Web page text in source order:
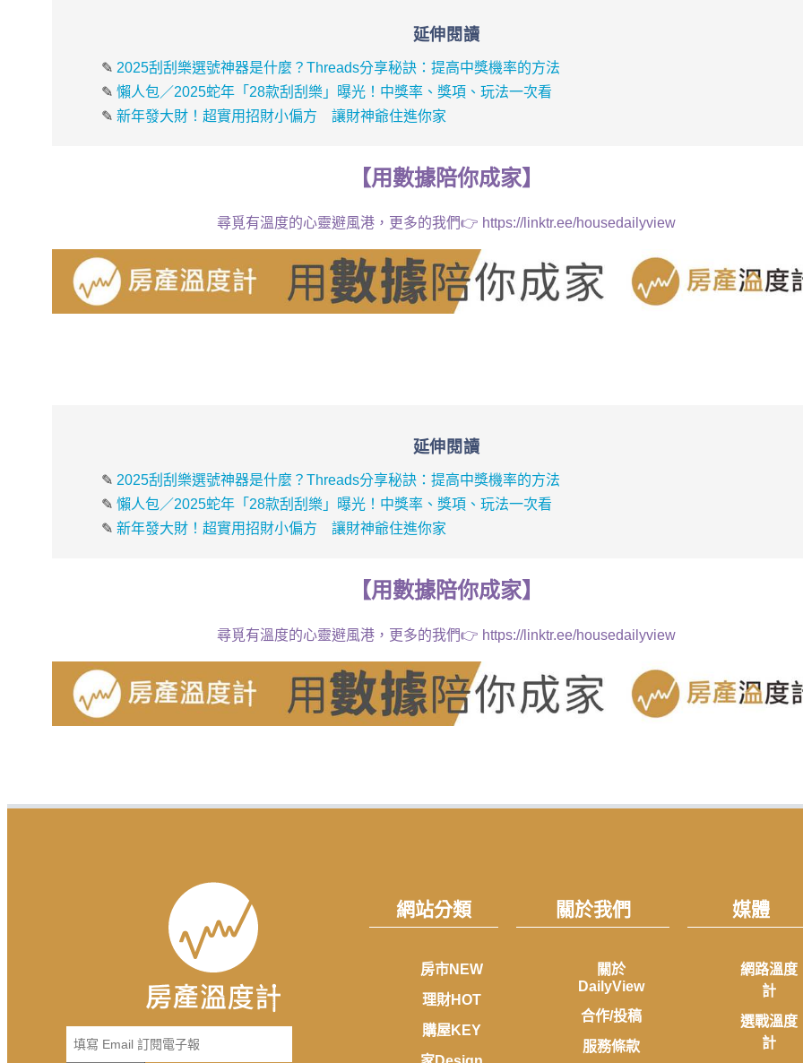
延伸閱讀
✎ 2025刮刮樂選號神器是什麼？Threads分享秘訣：提高中獎機率的方法
✎ 懶人包／2025蛇年「28款刮刮樂」曝光！中獎率、獎項、玩法一次看
✎ 新年發大財！超實用招財小偏方 讓財神爺住進你家
【用數據陪你成家】
尋覓有溫度的心靈避風港，更多的我們👉 https://linktr.ee/housedailyview
延伸閱讀
✎ 2025刮刮樂選號神器是什麼？Threads分享秘訣：提高中獎機率的方法
✎ 懶人包／2025蛇年「28款刮刮樂」曝光！中獎率、獎項、玩法一次看
✎ 新年發大財！超實用招財小偏方 讓財神爺住進你家
【用數據陪你成家】
尋覓有溫度的心靈避風港，更多的我們👉 https://linktr.ee/housedailyview
網站分類
房市NEW
理財HOT
購屋KEY
關於我們
關於
DailyView
合作/投稿
服務條款
媒體
網路溫度
計
選戰溫度
計